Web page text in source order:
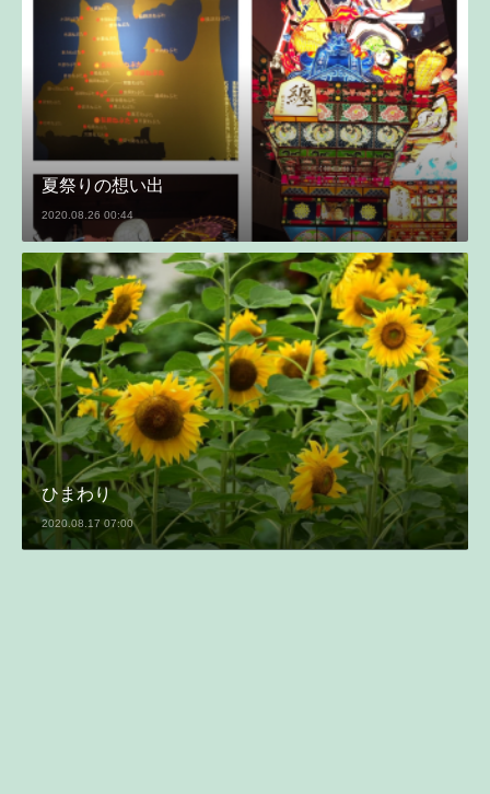
夏祭りの想い出
2020.08.26 00:44
ひまわり
2020.08.17 07:00